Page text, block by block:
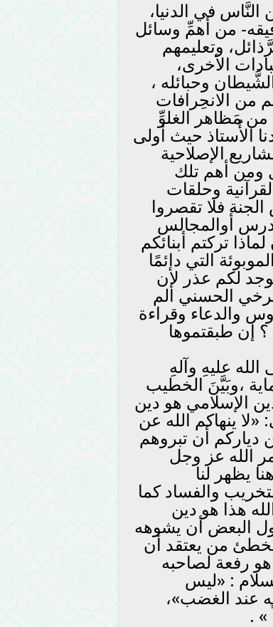
النَّاس في الدنيا،
من أهمِّ وسائل
وتعليمهم
الأخرى،
وحبائله ،
من الانحِرافات
من مَظاهر الغلوِّ
الأُستاذ حيث أولى
الإصلاحية
ومن أهم تلك
وحلقات
فلا تقصروا
أوالمجالس
تركتم أبنائكم
التي دائمًا
لكم عذر لأن
الحسني ألم
والدعاء وقراءة
إن طبقتموها
عليهِ وآلهِ
،وبَيَّنَ الخطيب
الإسلامي هو دين
«لا ينهاكم الله عن
دياركم أن تبروهم
الله عز وجل
يظهر لنا
والفساد كما
هذا هو دين
البعض أن يشوهه
يخطئ من يعتقد أن
رفعة لصاحبه
: «ليس
عند الغضب»،
» .